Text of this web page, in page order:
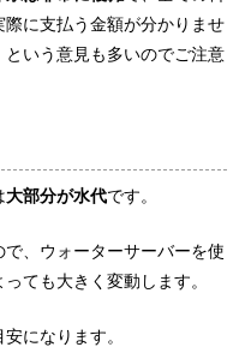
に支払う金額が分かりませ
いう意見も多いのでご注意
大部分が水代です。
、ウォーターサーバーを使
ても大きく変動します。
になります。